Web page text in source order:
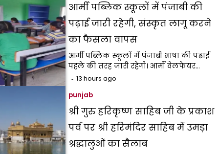
आर्मी पब्लिक स्कूलों में पंजाबी की
पढ़ाई जारी रहेगी, संस्कृत लागू करने
का फैसला वापस
आर्मी पब्लिक स्कूलों में पंजाबी भाषा की पढ़ाई
पहले की तरह जारी रहेगी। आर्मी वेलफेयर…
13 hours ago
punjab
श्री गुरु हरिकृष्ण साहिब जी के प्रकाश
पर्व पर श्री हरिमंदिर साहिब में उमड़ा
श्रद्धालुओं का सैलाब